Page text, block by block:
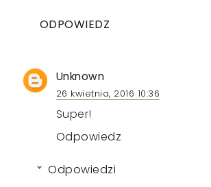
ODPOWIEDZ
Unknown
26 kwietnia, 2016 10:36
Super!
Odpowiedz
Odpowiedzi